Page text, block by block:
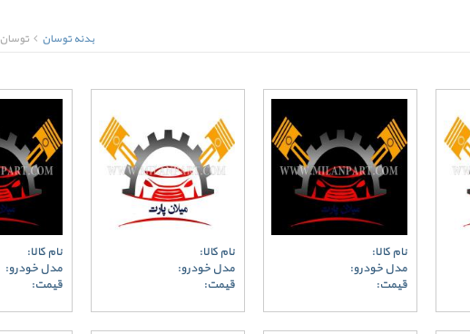
توسان بدنه توسان
نام کالا:
مدل خودرو:
قیمت:
نام کالا:
مدل خودرو:
قیمت:
نام کالا:
مدل خودرو:
قیمت: